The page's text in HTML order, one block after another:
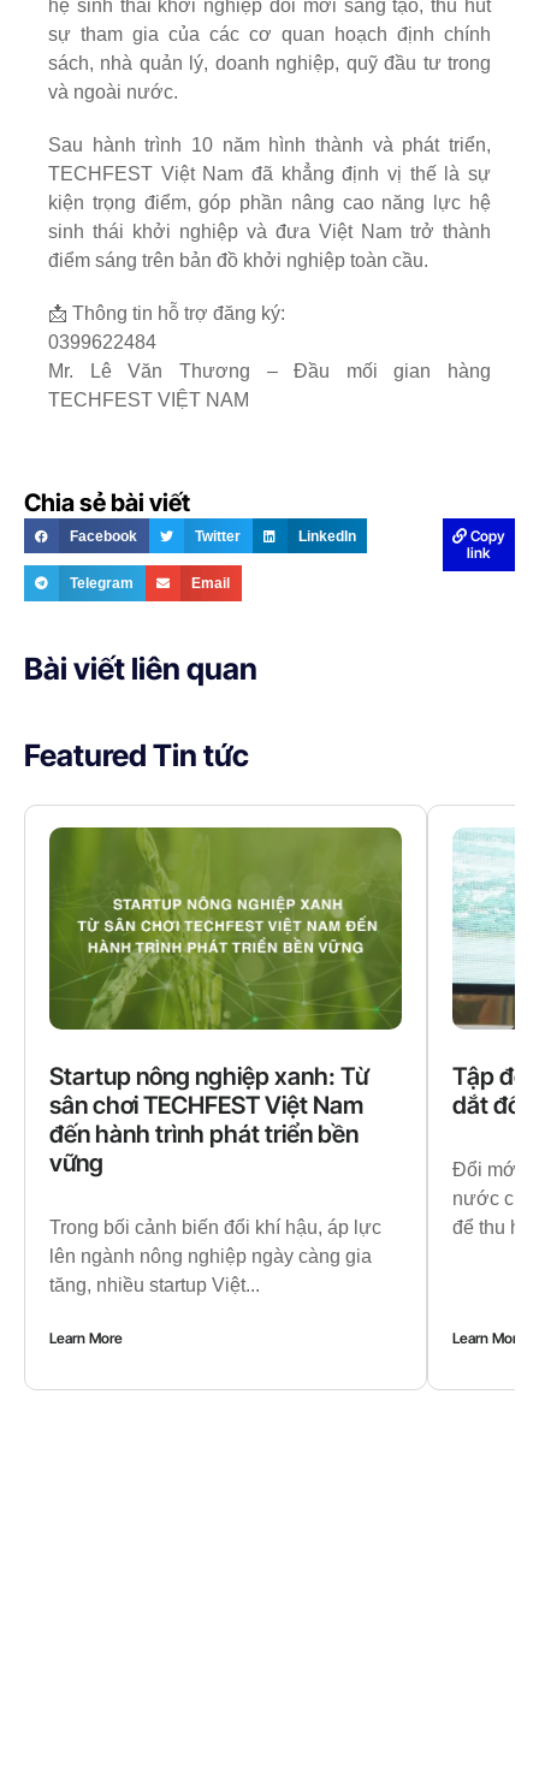
hệ sinh thái khởi nghiệp đổi mới sáng tạo, thu hút
sự tham gia của các cơ quan hoạch định chính
sách, nhà quản lý, doanh nghiệp, quỹ đầu tư trong
và ngoài nước.
Sau hành trình 10 năm hình thành và phát triển,
TECHFEST Việt Nam đã khẳng định vị thế là sự
kiện trọng điểm, góp phần nâng cao năng lực hệ
sinh thái khởi nghiệp và đưa Việt Nam trở thành
điểm sáng trên bản đồ khởi nghiệp toàn cầu.
📩 Thông tin hỗ trợ đăng ký:
0399622484
Mr. Lê Văn Thương – Đầu mối gian hàng
TECHFEST VIỆT NAM
Chia sẻ bài viết
Facebook Twitter LinkedIn
Telegram Email
Copy
link
Bài viết liên quan
Featured Tin tức
Startup nông nghiệp xanh: Từ
sân chơi TECHFEST Việt Nam
đến hành trình phát triển bền
vững
Trong bối cảnh biến đổi khí hậu, áp lực
lên ngành nông nghiệp ngày càng gia
tăng, nhiều startup Việt...
Learn More
Tập
dắt đổi
Đổi mới
nước
để thu
Learn More